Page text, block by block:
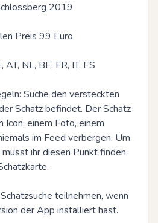
2019
Preis 99 Euro
AT, NL, BE, FR, IT, ES
Suche den versteckten
Schatz befindet. Der Schatz
Icon, einem Foto, einem
im Feed verbergen. Um
ihr diesen Punkt finden.
teilnehmen, wenn
der App installiert hast.